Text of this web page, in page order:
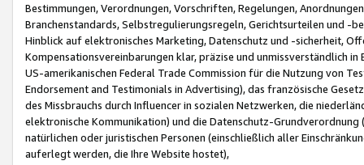
Bestimmungen, Verordnungen, Vorschriften, Regelungen,
Branchenstandards, Selbstregulierungsregeln, Gerichtsurteilen und -
Hinblick auf elektronisches Marketing, Datenschutz und -sicherheit,
Kompensationsvereinbarungen klar, präzise und unmissverständlich
US-amerikanischen Federal Trade Commission für die Nutzung von
Endorsement and Testimonials in Advertising), das französische
des Missbrauchs durch Influencer in sozialen Netzwerken, die
elektronische Kommunikation) und die Datenschutz-
natürlichen oder juristischen Personen (einschließlich aller
auferlegt werden, die Ihre Website hostet),